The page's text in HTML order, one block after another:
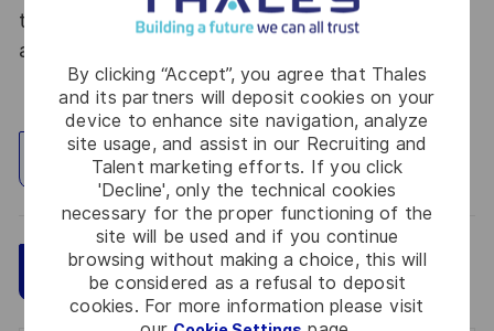
By clicking “Accept”, you agree that Thales
and its partners will deposit cookies on your
device to enhance site navigation, analyze
site usage, and assist in our Recruiting and
Talent marketing efforts. If you click
'Decline', only the technical cookies
necessary for the proper functioning of the
site will be used and if you continue
browsing without making a choice, this will
be considered as a refusal to deposit
cookies. For more information please visit
tous les talents. La diversité est notre meilleur
atout. Postulez et rejoignez nous !
Explore Location
Apply Now Save